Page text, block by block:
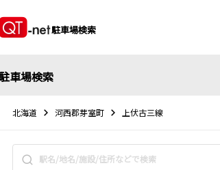
駐車場検索
車場検索
北海道 河西郡芽室町 上伏古三線